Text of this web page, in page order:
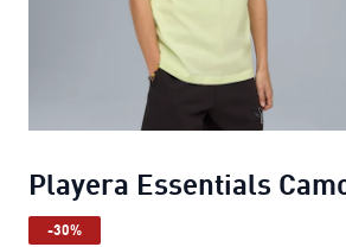
Playera Essentials
-30%